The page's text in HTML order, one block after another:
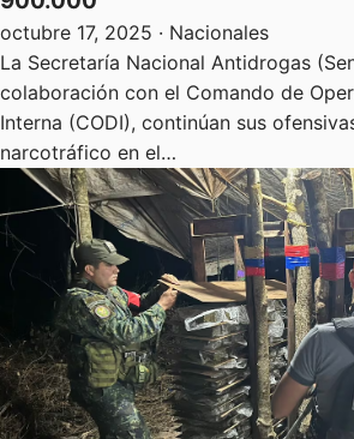
octubre 17, 2025 · Nacionales
La Secretaría Nacional Antidrogas
colaboración con el Comando de
Interna (CODI), continúan sus
narcotráfico en el…